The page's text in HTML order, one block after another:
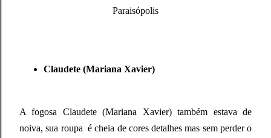
Paraisópolis
Claudete (Mariana Xavier)
A fogosa Claudete (Mariana Xavier) também estava de
noiva, sua roupa é cheia de cores detalhes mas sem perder o